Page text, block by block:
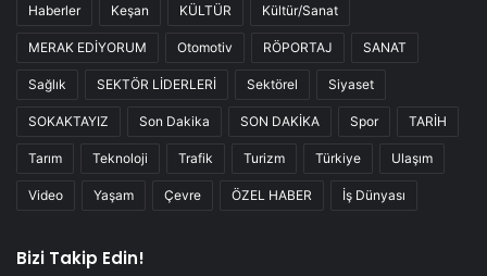
Haberler Keşan KÜLTÜR Kültür/Sanat
MERAK EDİYORUM Otomotiv RÖPORTAJ SANAT
Sağlık SEKTÖR LİDERLERİ Sektörel Siyaset
SOKAKTAYIZ Son Dakika SON DAKİKA Spor TARİH
Tarım Teknoloji Trafik Turizm Türkiye Ulaşım
Video Yaşam Çevre ÖZEL HABER İş Dünyası
Bizi Takip Edin!